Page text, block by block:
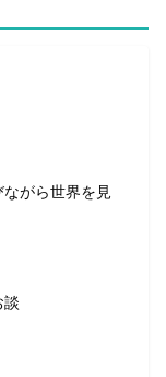
がら世界を見
談